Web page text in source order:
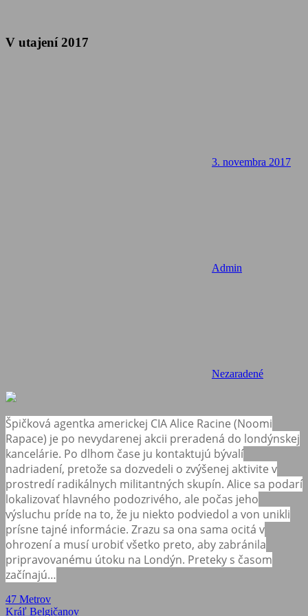
V utajení 2017
3. novembra 2017
Admin
Nezaradené
Špičková agentka americkej CIA Alice Racine (Noomi
Rapace) je po nevydarenej akcii preradená do londýnskej
kancelárie. Po dlhom čase ju kontaktujú bývalí
nadriadení, pretože sa dozvedeli o zvýšenej aktivite v
prostredí radikálnych militantných skupín. Alice sa podarí
lokalizovať hlavného podozrivého, ale počas jeho
výsluchu príde na to, že ju niekto podviedol a von unikli
prísne tajné informácie. Zrazu sa ona sama ocitá v
ohrození a musí urobiť všetko preto, aby zabránila
pripravovanému útoku na Londýn. Preteky s časom
začínajú…
Navigácia
Previous
Post:
47 Metrov
Next
Kráľ Belgičanov